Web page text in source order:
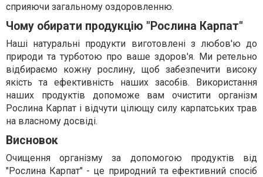
сприяючи загальному оздоровленню.
Чому обирати продукцію "Рослина Карпат"
Наші натуральні продукти виготовлені з любов'ю до
природи та турботою про ваше здоров'я. Ми ретельно
відбираємо кожну рослину, щоб забезпечити високу
якість та ефективність наших засобів. Використання
наших продуктів допоможе вам очистити організм
Рослина Карпат і відчути цілющу силу карпатських трав
на власному досвіді.
Висновок
Очищення організму за допомогою продуктів від
"Рослина Карпат" - це природний та ефективний спосіб